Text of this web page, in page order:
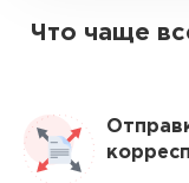
Что чаще